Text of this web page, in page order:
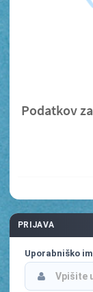
Podatkov
PRIJAVA
Uporabniško